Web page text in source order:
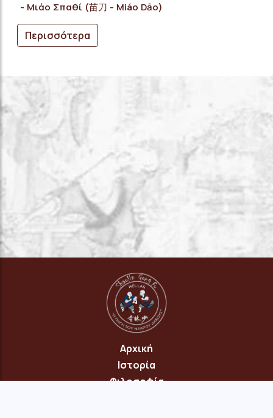
Μιάο Σπαθί (苗刀 - Miáo Dāo)
Περισσότερα
Αρχική
Ιστορία
Φιλοσοφία